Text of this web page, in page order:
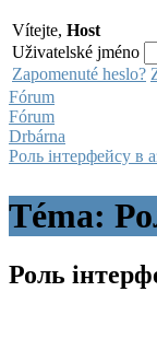
Vítejte, Host
Uživatelské jméno
Zapomenuté heslo?
Fórum
Fórum
Drbárna
Роль інтерфейсу в
Téma:
Роль